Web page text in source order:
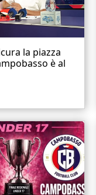
la piazza
è al